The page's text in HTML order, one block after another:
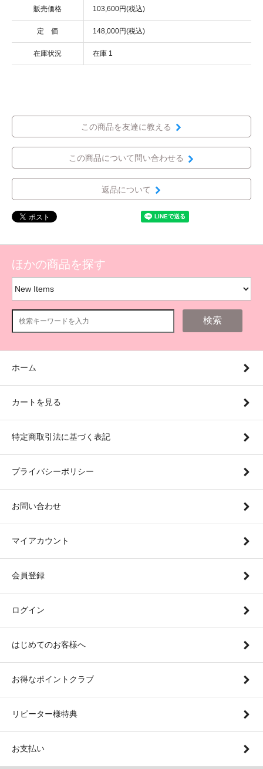
販売価格 103,600円(税込)
定 価 148,000円(税込)
在庫状況 在庫 1
この商品を友達に教える
この商品について問い合わせる
返品について
ほかの商品を探す
検索
ホーム
カートを見る
特定商取引法に基づく表記
プライバシーポリシー
お問い合わせ
マイアカウント
会員登録
ログイン
はじめてのお客様へ
お得なポイントクラブ
リピーター様特典
お支払い